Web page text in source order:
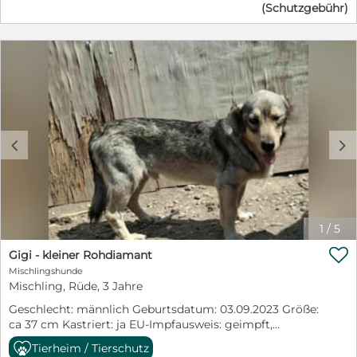
bereit, ein treuer, liebevoller Begleiter zu werden. Bist
du bereit, ihr Herz zu gewinnen? Wenn Sie der
hübschen Chanel ein Zuhause geben möchten, rufen
Sie bitte eine unserer Telefonnummern an: +491520
8560989 +49178 6658727 In einem persönlichen
Gespräch können wir Fragen beantworten und unsere
Vermittlungskriterien besprechen. Unsere Hunde
werden vorzugsweise im Umkreis von 80 km um
66636 Tholey vermittelt. https://www.tieroase-
thoma.de/
(Schutzgebühr)
1 / 5
c d
Gigi - kleiner Rohdiamant
Mischlingshunde
Mischling, Rüde, 3 Jahre
Geschlecht: männlich Geburtsdatum: 03.09.2023 Größe:
ca 37 cm Kastriert: ja EU-Impfausweis: geimpft,
gechipt, entwurmt, entfloht Menschen bezogen: ja

Tierheim / Tierschutz